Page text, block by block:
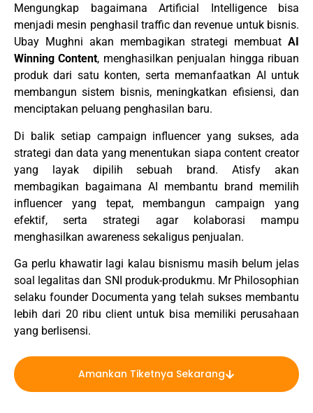
Mengungkap bagaimana Artificial Intelligence bisa
menjadi mesin penghasil traffic dan revenue untuk bisnis.
Ubay Mughni akan membagikan strategi membuat AI
Winning Content, menghasilkan penjualan hingga ribuan
produk dari satu konten, serta memanfaatkan AI untuk
membangun sistem bisnis, meningkatkan efisiensi, dan
menciptakan peluang penghasilan baru.
Di balik setiap campaign influencer yang sukses, ada
strategi dan data yang menentukan siapa content creator
yang layak dipilih sebuah brand. Atisfy akan
membagikan bagaimana AI membantu brand memilih
influencer yang tepat, membangun campaign yang
efektif, serta strategi agar kolaborasi mampu
menghasilkan awareness sekaligus penjualan.
Ga perlu khawatir lagi kalau bisnismu masih belum jelas
soal legalitas dan SNI produk-produkmu. Mr Philosophian
selaku founder Documenta yang telah sukses membantu
lebih dari 20 ribu client untuk bisa memiliki perusahaan
yang berlisensi.
Amankan Tiketnya Sekarang